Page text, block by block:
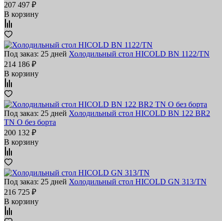
207 497 ₽
В корзину
Под заказ: 25 дней Холодильный стол HICOLD BN 1122/TN
214 186 ₽
В корзину
Под заказ: 25 дней Холодильный стол HICOLD BN 122 BR2
TN O без борта
200 132 ₽
В корзину
Под заказ: 25 дней Холодильный стол HICOLD GN 313/TN
216 725 ₽
В корзину